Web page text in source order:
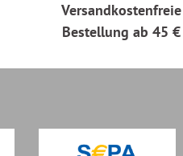
Versandkostenfreie
Bestellung ab 45 €